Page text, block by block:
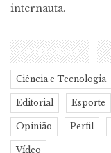
internauta.
CATEGORIAS
Ciência e Tecnologia
Editorial Esporte
Opinião Perfil
Vídeo